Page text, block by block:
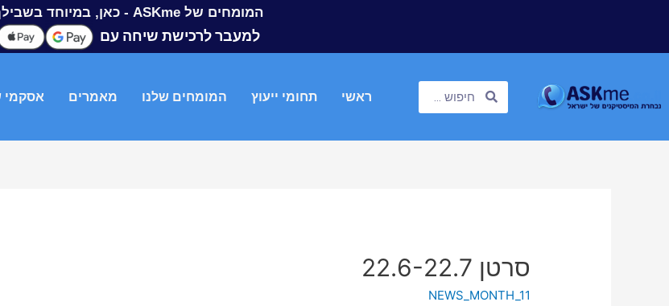
המומחים של ASKme - כאן, במיוחד בשבילך
למעבר לרכישת שיחה עם
ראשי תחומי ייעוץ המומחים שלנו מאמרים אסקמי
סרטן 22.6-22.7
NEWS_MONTH_11